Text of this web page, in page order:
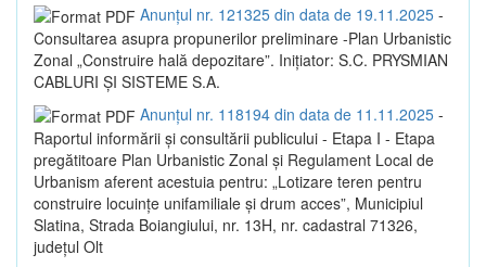
Anunțul nr. 121325 din data de 19.11.2025 -
Consultarea asupra propunerilor preliminare -Plan Urbanistic
Zonal „Construire hală depozitare”. Inițiator: S.C. PRYSMIAN
CABLURI ȘI SISTEME S.A.
Anunțul nr. 118194 din data de 11.11.2025 -
Raportul informării și consultării publicului - Etapa I - Etapa
pregătitoare Plan Urbanistic Zonal și Regulament Local de
Urbanism aferent acestuia pentru: „Lotizare teren pentru
construire locuințe unifamiliale și drum acces”, Municipiul
Slatina, Strada Boiangiului, nr. 13H, nr. cadastral 71326,
județul Olt